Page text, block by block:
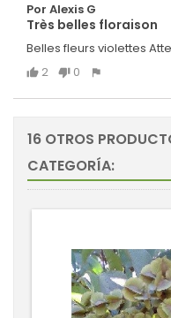
Por Alexis G
Très belles floraison
Belles fleurs violettes
2
0
16 OTROS
CATEGORÍA: